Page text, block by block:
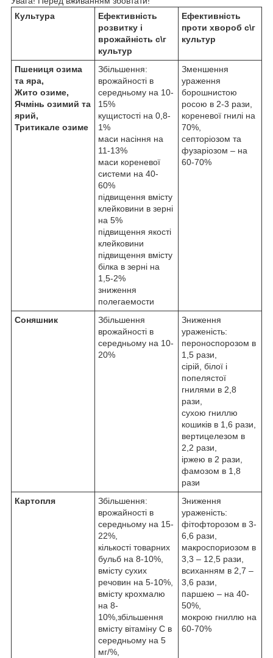
Культура
Ефективність
розвитку і
врожайність с\г
культур
Ефективність
проти хвороб с\г
культур
Пшениця озима
та яра,
Жито озиме,
Ячмінь озимий та
ярий,
Тритикале озиме
Збільшення:
врожайності в
середньому на 10-
15%
кущистості на 0,8-
1%
маси насіння на
11-13%
маси кореневої
системи на 40-
60%
підвищення вмісту
клейковини в зерні
на 5%
підвищення якості
клейковини
підвищення вмісту
білка в зерні на
1,5-2%
зниження
полегаемости
Зменшення
ураження
борошнистою
росою в 2-3 рази,
кореневої гнилі на
70%,
септоріозом та
фузаріозом – на
60-70%
Соняшник
Збільшення
врожайності в
середньому на 10-
20%
Зниження
ураженість:
пероноспорозом в
1,5 рази,
сірій, білої і
попелястої
гнилями в 2,8
рази,
сухою гниллю
кошиків в 1,6 рази,
вертицелезом в
2,2 рази,
іржею в 2 рази,
фамозом в 1,8
рази
Картопля
Збільшення:
врожайності в
середньому на 15-
22%,
кількості товарних
бульб на 8-10%,
вмісту сухих
речовин на 5-10%,
вмісту крохмалю
на 8-
10%,збільшення
вмісту вітаміну С в
середньому на 5
мг/%,
Зниження
ураженість:
фітофторозом в 3-
6,6 рази,
макроспориозом в
3,3 – 12,5 рази,
всиханням в 2,7 –
3,6 рази,
паршею – на 40-
50%,
мокрою гниллю на
60-70%